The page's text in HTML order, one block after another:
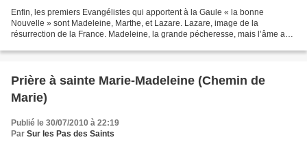
Enfin, les premiers Evangélistes qui apportent à la Gaule « la bonne
Nouvelle » sont Madeleine, Marthe, et Lazare. Lazare, image de la
résurrection de la France. Madeleine, la grande pécheresse, mais l’âme au
Prière à sainte Marie-Madeleine (Chemin de
Marie)
Publié le 30/07/2010 à 22:19
Par Sur les Pas des Saints